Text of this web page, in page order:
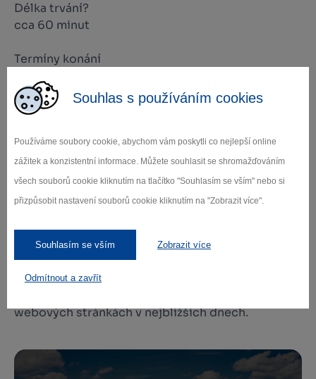
Souhlas s používáním cookies
Používáme soubory cookie, abychom vám poskytli co nejlepší online
zážitek a konzistentní informace. Můžete souhlasit se shromažďováním
všech souborů cookie kliknutím na tlačítko "Souhlasím se vším" nebo si
přizpůsobit nastavení souborů cookie kliknutím na "Zobrazit více".
Souhlasím se vším Zobrazit více
Odmítnout a zavřít
Délka trvání?
cca 60 minut
Termíny konání
poslední ve 22:00)
sobota 19. 2. (první prohlídka začne v 16:00,
prohlídky budou začínat po 30 minutových
intervalech
Vstupné
150 Kč/ snížené vstupné (senioři 65+, děti 6–18 let,
studenti do 26 let, ZTP/P)
480 Kč/ rodinné vstupné (2x dospělý a až 3 děti
od 6–18 let)
webových stránkách v nejbližších dnech.